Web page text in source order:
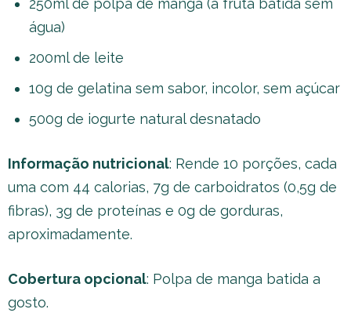
250ml de polpa de manga (a fruta batida sem
água)
200ml de leite
10g de gelatina sem sabor, incolor, sem açúcar
500g de iogurte natural desnatado
Informação nutricional: Rende 10 porções, cada
uma com 44 calorias, 7g de carboidratos (0,5g de
fibras), 3g de proteínas e 0g de gorduras,
aproximadamente.
Cobertura opcional: Polpa de manga batida a
gosto.